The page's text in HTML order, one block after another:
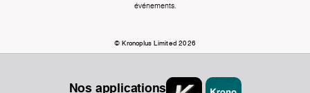
événements.
© Kronoplus Limited 2026
Nos applications